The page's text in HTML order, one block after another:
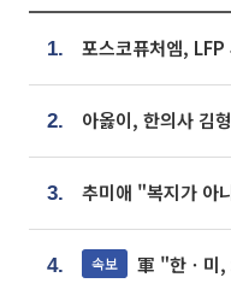
1.
2.
3.
4. 속보 軍 "한ㆍ미, 北